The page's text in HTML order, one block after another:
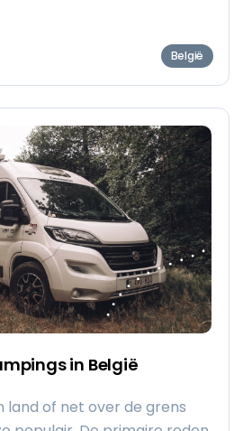
België
in België
land of net over de grens